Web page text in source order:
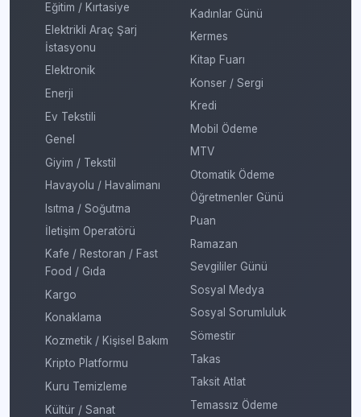
Eğitim / Kırtasiye
Elektrikli Araç Şarj
İstasyonu
Elektronik
Enerji
Ev Tekstili
Genel
Giyim / Tekstil
Havayolu / Havalimanı
Isıtma / Soğutma
İletişim Operatörü
Kafe / Restoran / Fast
Food / Gıda
Kargo
Konaklama
Kozmetik / Kişisel Bakım
Kripto Platformu
Kuru Temizleme
Kültür / Sanat
Kadınlar Günü
Kermes
Kitap Fuarı
Konser / Sergi
Kredi
Mobil Ödeme
MTV
Otomatik Ödeme
Öğretmenler Günü
Puan
Ramazan
Sevgililer Günü
Sosyal Medya
Sosyal Sorumluluk
Sömestir
Takas
Taksit Atlat
Temassız Ödeme